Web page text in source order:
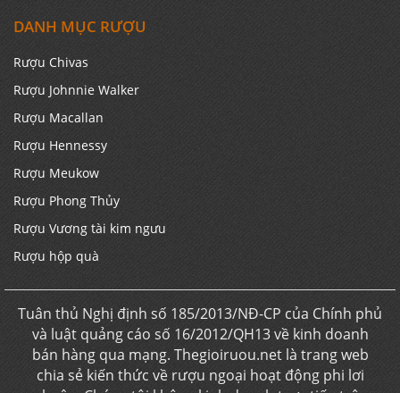
DANH MỤC RƯỢU
Rượu Chivas
Rượu Johnnie Walker
Rượu Macallan
Rượu Hennessy
Rượu Meukow
Rượu Phong Thủy
Rượu Vương tài kim ngưu
Rượu hộp quà
Tuân thủ Nghị định số 185/2013/NĐ-CP của Chính phủ
và luật quảng cáo số 16/2012/QH13 về kinh doanh
bán hàng qua mạng. Thegioiruou.net là trang web
chia sẻ kiến thức về rượu ngoại hoạt động phi lơi